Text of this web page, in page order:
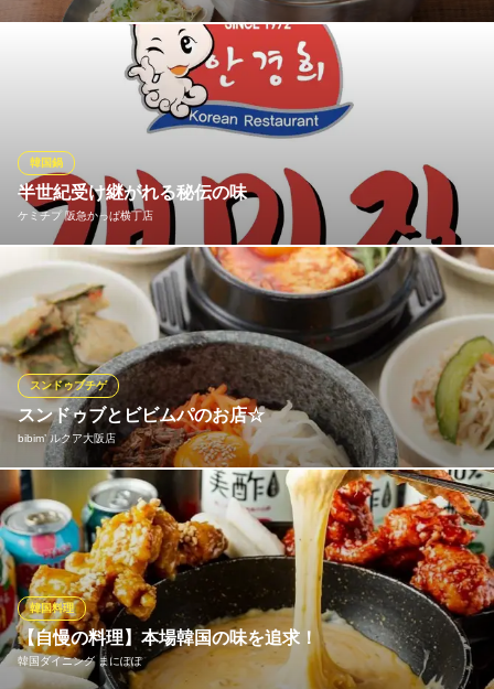
本格韓国家庭料理
阪急線大阪梅田駅 徒歩4分
大阪府大阪市北区角田町3-25 EST FOODHALL
韓国料理と韓国のお酒が気軽に楽しめる《韓国酒場 コッキオ ルク
ア大阪店》。看板メニューでもある「タッカンマリ（一人300g）
／1,480円（税抜）」は、シンプルでありながら、上質な鶏肉を時
間をかけてゆっくり煮込んでいるので、鶏の旨みたっぷり◎鶏の
深い味わいを、ぜひご賞味ください！！
韓国酒場 コッキオ ルクア大阪店
タッカンマリ×韓国酒場
ＪＲ大阪駅 徒歩3分
大阪府大阪市北区梅田3-1-3 ルクア大阪B2
半世紀受け継がれる秘伝の味
ケミチプ 阪急かっぱ横丁店
韓国鍋
釜山の「ケミチプ」は、50年以上にわたり愛され続ける本場の味
を守り続けています。 秘伝のピリ辛スープは、厳選された香辛料
と海鮮の旨みが凝縮され、一口食べればやみつきに。 韓国直送の
調味料を使用し、本場そのままの味わいを再現。大阪にいなが
ら、釜山の伝統の味を楽しめます。
ケミチプ 阪急かっぱ横丁店
本場釜山のナッコプセ
阪急線大阪梅田駅 徒歩1分
大阪府大阪市北区芝田1-7-2 阪急かっぱ横丁1F
スンドゥブとビビムパのお店☆
bibim’ ルクア大阪店
スンドゥブチゲ
bibim’(ビビム)とは、韓国語で料理を美味しくする秘訣である『混
ぜること』の意。スンドゥブ・ビビムパをまぜてまぜてお召し上
がりくださいませ！
bibim’ ルクア大阪店
韓国家庭料理
ＪＲ大阪駅中央口 徒歩1分
大阪府大阪市北区梅田3-1-3 ルクア大阪10F
【自慢の料理】本場韓国の味を追求！
韓国ダイニング まにぽぽ
韓国料理